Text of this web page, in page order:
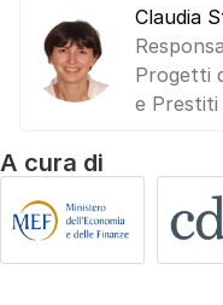
Claudia
Progetti
e Prestiti
A cura di